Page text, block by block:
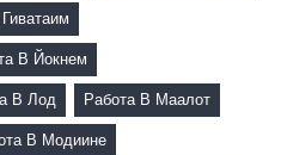
В Йокнем
В Лод Работа В Маалот
В Модиине